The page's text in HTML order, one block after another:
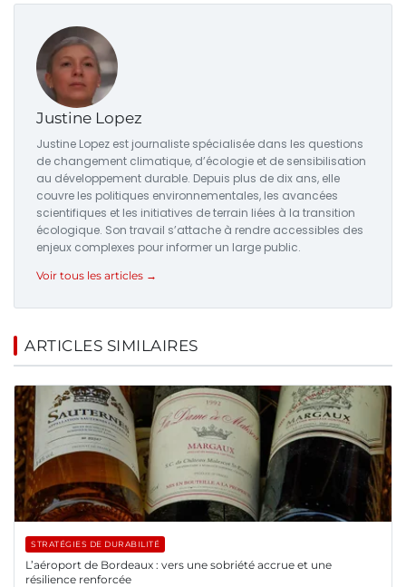
Justine Lopez
Justine Lopez est journaliste spécialisée dans les questions
de changement climatique, d’écologie et de sensibilisation
au développement durable. Depuis plus de dix ans, elle
couvre les politiques environnementales, les avancées
scientifiques et les initiatives de terrain liées à la transition
écologique. Son travail s’attache à rendre accessibles des
enjeux complexes pour informer un large public.
Voir tous les articles →
ARTICLES SIMILAIRES
STRATÉGIES DE DURABILITÉ
L’aéroport de Bordeaux : vers une sobriété accrue et une
résilience renforcée